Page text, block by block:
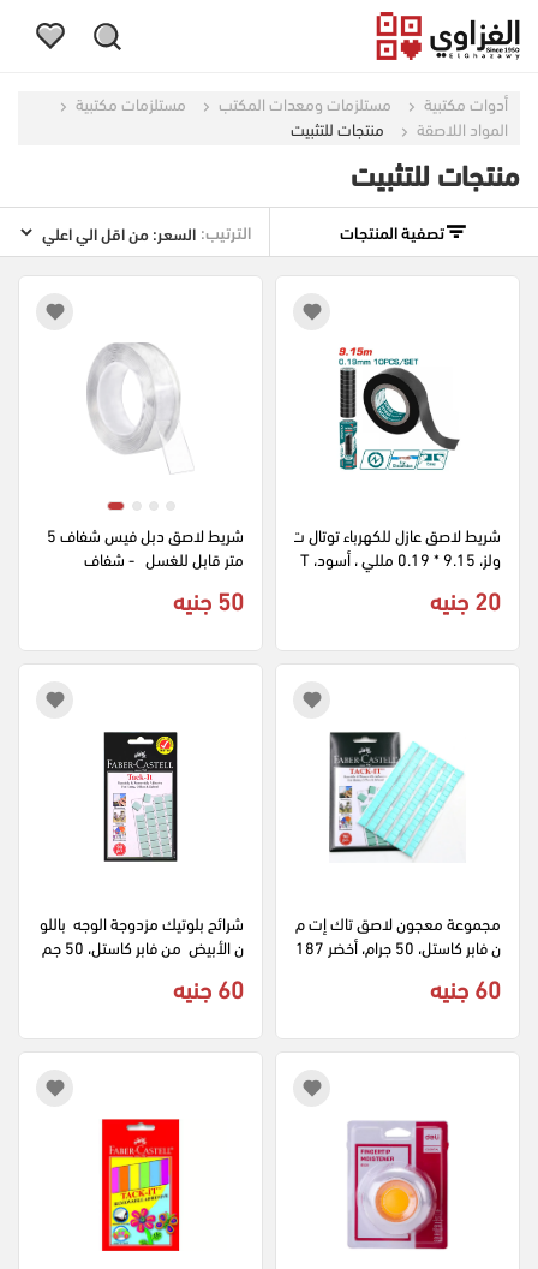
أدوات مكتبية مستلزمات ومعدات المكتب
مستلزمات مكتبية
المواد اللاصقة
منتجات للتثبيت
منتجات للتثبيت
تصفية المنتجات الترتيب:
شريط لاصق عازل للكهرباء توتال ت
ولز، 9.15 * 0.19 مللي ، أسود، T
20 جنيه
متر قابل للغسل   - شفاف
50 جنيه
مجموعة معجون لاصق تاك إت م
ن فابر كاستل، 50 جرام، أخضر 187
60 جنيه
شرائح بلوتيك مزدوجة الوجه  باللو
ن الأبيض  من فابر كاستل، 50 جم
60 جنيه